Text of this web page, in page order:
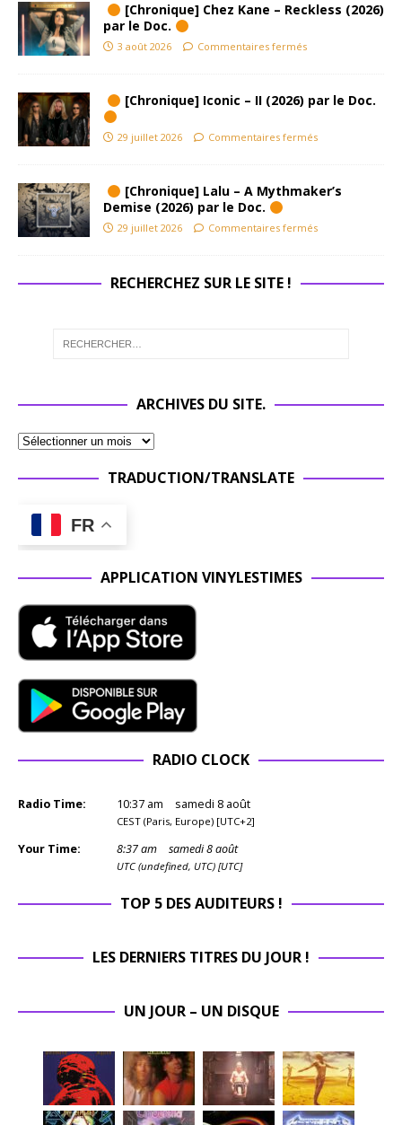
[Chronique] Chez Kane – Reckless (2026)
par le Doc.
3 août 2026 Commentaires fermés
[Chronique] Iconic – II (2026) par le Doc.
29 juillet 2026 Commentaires fermés
[Chronique] Lalu – A Mythmaker’s
Demise (2026) par le Doc.
29 juillet 2026 Commentaires fermés
RECHERCHEZ SUR LE SITE !
ARCHIVES DU SITE.
TRADUCTION/TRANSLATE
FR
APPLICATION VINYLESTIMES
RADIO CLOCK
Radio Time: 10:37 am samedi 8 août
CEST (Paris, Europe) [UTC+2]
Your Time: 8:37am samedi 8 août
UTC (undefined, UTC) [UTC]
TOP 5 DES AUDITEURS !
LES DERNIERS TITRES DU JOUR !
UN JOUR – UN DISQUE